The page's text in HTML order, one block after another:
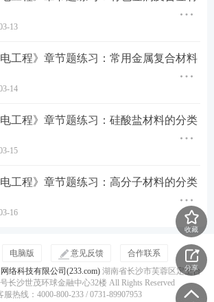
13
工程》章节题练习：常用金属复合材料
14
工程》章节题练习：硅酸盐材料的分类
15
工程》章节题练习：高分子材料的分类
16
收藏
分享
电脑版 意见反馈
合作联系
络科技有限公司(233.com)湖南省长沙市芙蓉区定王台
长沙世茂环球金融中心32楼 All Rights Reserved
服热线：4000-800-233 / 0731-89907953